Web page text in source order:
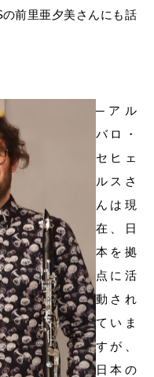
前里亜夕美さんにも話
─アル
バロ・
セヒェ
ルスさ
んは現
在、日
本を拠
点に活
動され
ていま
すが、
日本の